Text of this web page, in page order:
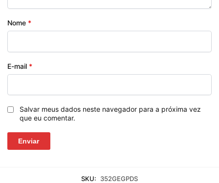
Nome *
E-mail *
Salvar meus dados neste navegador para a próxima vez
que eu comentar.
SKU:
352GEGPDS